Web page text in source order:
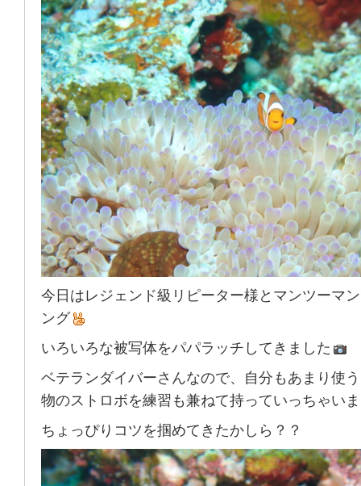
今日はレジェンド級リピーター様とマンツーマ
ング
いろいろな被写体をパパラッチしてきました
ベテランダイバーさんなので、自分もあまり使
物のストロボを練習も兼ねて持っていっちゃい
ちょっぴりコツを掴めてきたかしら？？